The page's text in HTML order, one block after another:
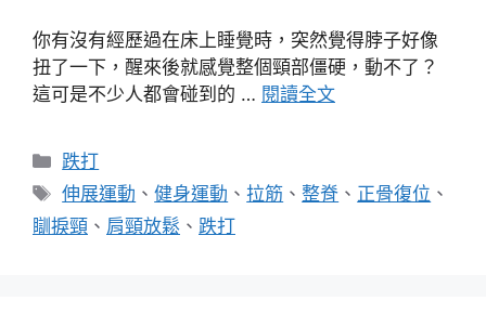
你有沒有經歷過在床上睡覺時，突然覺得脖子好像
扭了一下，醒來後就感覺整個頸部僵硬，動不了？
這可是不少人都會碰到的 … 閱讀全文
分
類
跌打
標
籤
伸展運動 、健身運動 、 拉筋 、整脊 、 正骨復位 、
瞓捩頸 、 肩頸放鬆 、 跌打